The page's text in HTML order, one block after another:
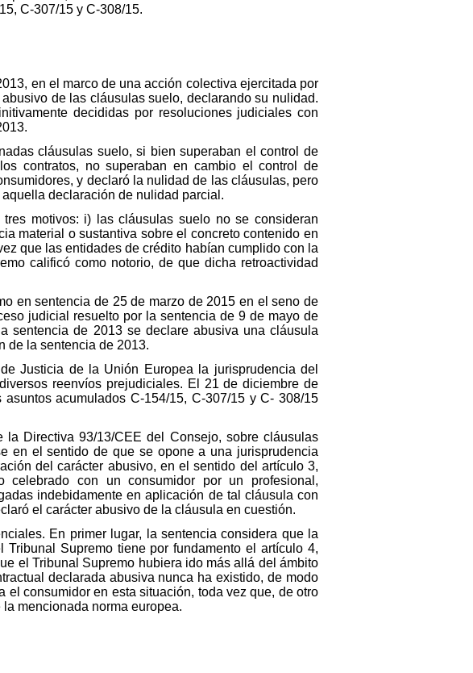
C-307/15 y C-308/15.
en el marco de una acción colectiva ejercitada por
de las cláusulas suelo, declarando su nulidad.
decididas por resoluciones judiciales con
cláusulas suelo, si bien superaban el control de
contratos, no superaban en cambio el control de
y declaró la nulidad de las cláusulas, pero
declaración de nulidad parcial.
motivos: i) las cláusulas suelo no se consideran
material o sustantiva sobre el concreto contenido en
que las entidades de crédito habían cumplido con la
calificó como notorio, de que dicha retroactividad
en sentencia de 25 de marzo de 2015 en el seno de
judicial resuelto por la sentencia de 9 de mayo de
sentencia de 2013 se declare abusiva una cláusula
de la sentencia de 2013.
Justicia de la Unión Europea la jurisprudencia del
reenvíos prejudiciales. El 21 de diciembre de
acumulados C-154/15, C-307/15 y C- 308/15
Directiva 93/13/CEE del Consejo, sobre cláusulas
en el sentido de que se opone a una jurisprudencia
del carácter abusivo, en el sentido del artículo 3,
con un consumidor por un profesional,
indebidamente en aplicación de tal cláusula con
el carácter abusivo de la cláusula en cuestión.
En primer lugar, la sentencia considera que la
Supremo tiene por fundamento el artículo 4,
el Tribunal Supremo hubiera ido más allá del ámbito
declarada abusiva nunca ha existido, de modo
consumidor en esta situación, toda vez que, de otro
mencionada norma europea.